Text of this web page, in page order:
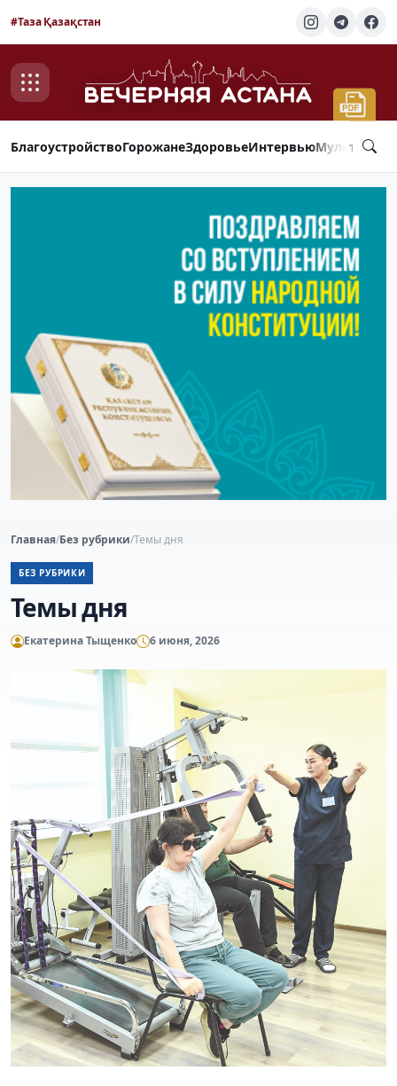
#Таза Қазақстан
БлагоустройствоГорожанеЗдоровьеИнтервью
Главная/Без рубрики/Темы дня
БЕЗ РУБРИКИ
Темы дня
Екатерина Тыщенко 6 июня, 2026